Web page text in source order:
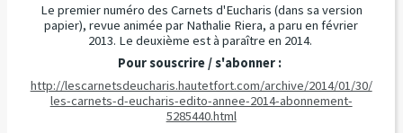
Le premier numéro des Carnets d'Eucharis (dans sa version
papier), revue animée par Nathalie Riera, a paru en février
2013. Le deuxième est à paraître en 2014.
Pour souscrire / s'abonner :
http://lescarnetsdeucharis.hautetfort.com/archive/2014/01/30/
les-carnets-d-eucharis-edito-annee-2014-abonnement-
5285440.html